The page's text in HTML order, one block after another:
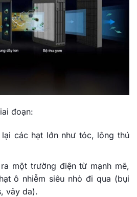
đoạn:
các hạt lớn như tóc, lông thú
một trường điện từ mạnh mẽ,
ô nhiễm siêu nhỏ đi qua (bụi
vảy da).